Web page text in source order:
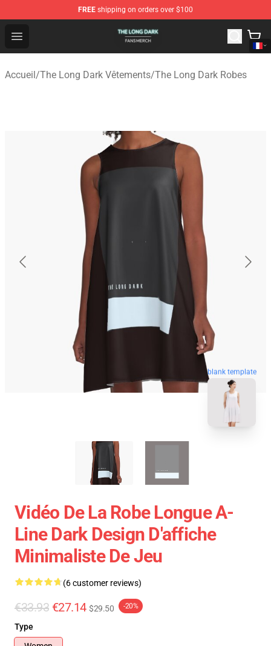
FREE shipping on orders over $100
Open menu
The Long Dark Shop - Official The Long Dark
Accueil/The Long Dark Vêtements/The Long Dark Robes
blank template
Vidéo De La Robe Longue A-
Line Dark Design D'affiche
Minimaliste De Jeu
(6 customer reviews)
€33.93 €27.14 $29.50 -20%
Type